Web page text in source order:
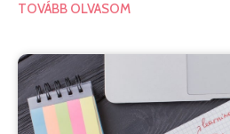
TOVÁBB OLVASOM